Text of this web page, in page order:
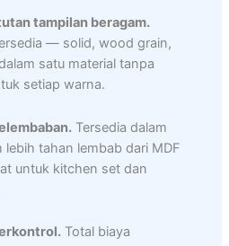
tampilan beragam.
— solid, wood grain,
satu material tanpa
setiap warna.
Tersedia dalam
lebih tahan lembab dari MDF
untuk kitchen set dan
Total biaya